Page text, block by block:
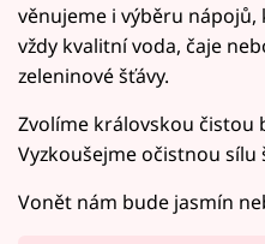
věnujeme i výběru
vždy kvalitní voda, čaje
zeleninové šťávy.
Zvolíme královskou čistou
Vyzkoušejme očistnou
Vonět nám bude jasmín